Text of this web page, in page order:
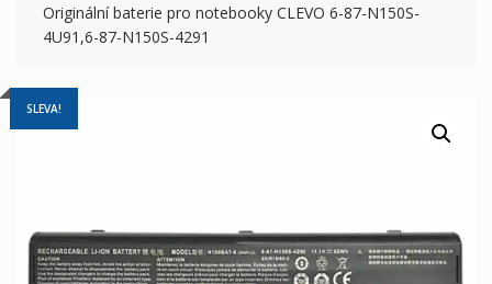
Originální baterie pro notebooky CLEVO 6-87-N150S-
4U91,6-87-N150S-4291
SLEVA!